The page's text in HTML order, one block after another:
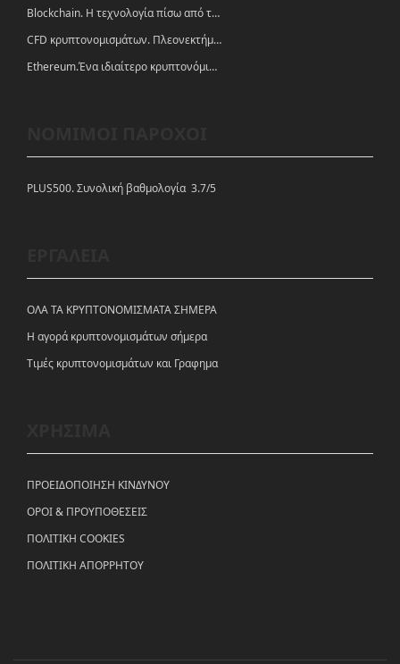
Blockchain. Η τεχνολογία πίσω από τα κρυπτονομίσματα
CFD κρυπτονομισμάτων. Πλεονεκτήματα και ευκαιρίες
Ethereum.Ένα ιδιαίτερο κρυπτονόμισμα-πλατφόρμα
PLUS500. Συνολική βαθμολογία 3.7/5
ΟΛΑ ΤΑ ΚΡΥΠΤΟΝΟΜΙΣΜΑΤΑ ΣΗΜΕΡΑ
Η αγορά κρυπτονομισμάτων σήμερα
Tιμές κρυπτονομισμάτων και Γραφημα
ΠΡΟΕΙΔΟΠΟΙΗΣΗ ΚΙΝΔΥΝΟΥ
ΟΡΟΙ & ΠΡΟΥΠΟΘΕΣΕΙΣ
ΠΟΛΙΤΙΚΗ COOKIES
ΠΟΛΙΤΙΚΗ ΑΠΟΡΡΗΤΟΥ